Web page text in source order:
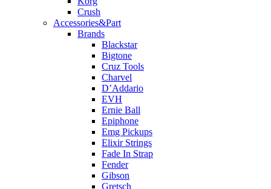
Crush
Accessories&Part
Brands
Blackstar
Bigtone
Cruz Tools
Charvel
D’Addario
EVH
Ernie Ball
Epiphone
Emg Pickups
Elixir Strings
Fade In Strap
Fender
Gibson
Gretsch